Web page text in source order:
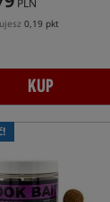
PLN
0,19 pkt
KUP